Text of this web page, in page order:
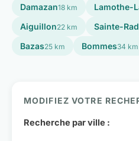
Damazan18 km Lamothe-
Aiguillon22 km Sainte-
Bazas25 km Bommes34 km
MODIFIEZ VOTRE
Recherche par ville :